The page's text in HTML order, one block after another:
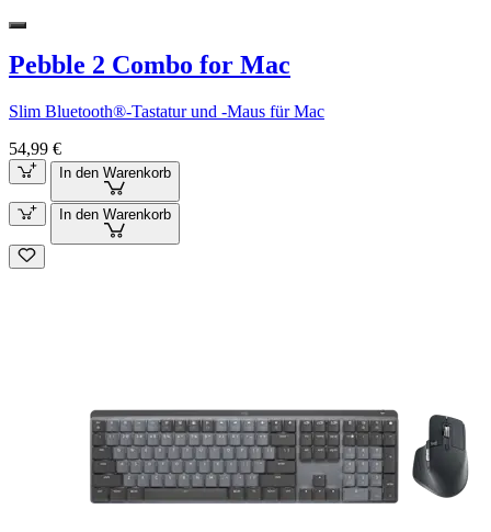
Pebble 2 Combo for Mac
Slim Bluetooth®-Tastatur und -Maus für Mac
54,99 €
In den Warenkorb
In den Warenkorb